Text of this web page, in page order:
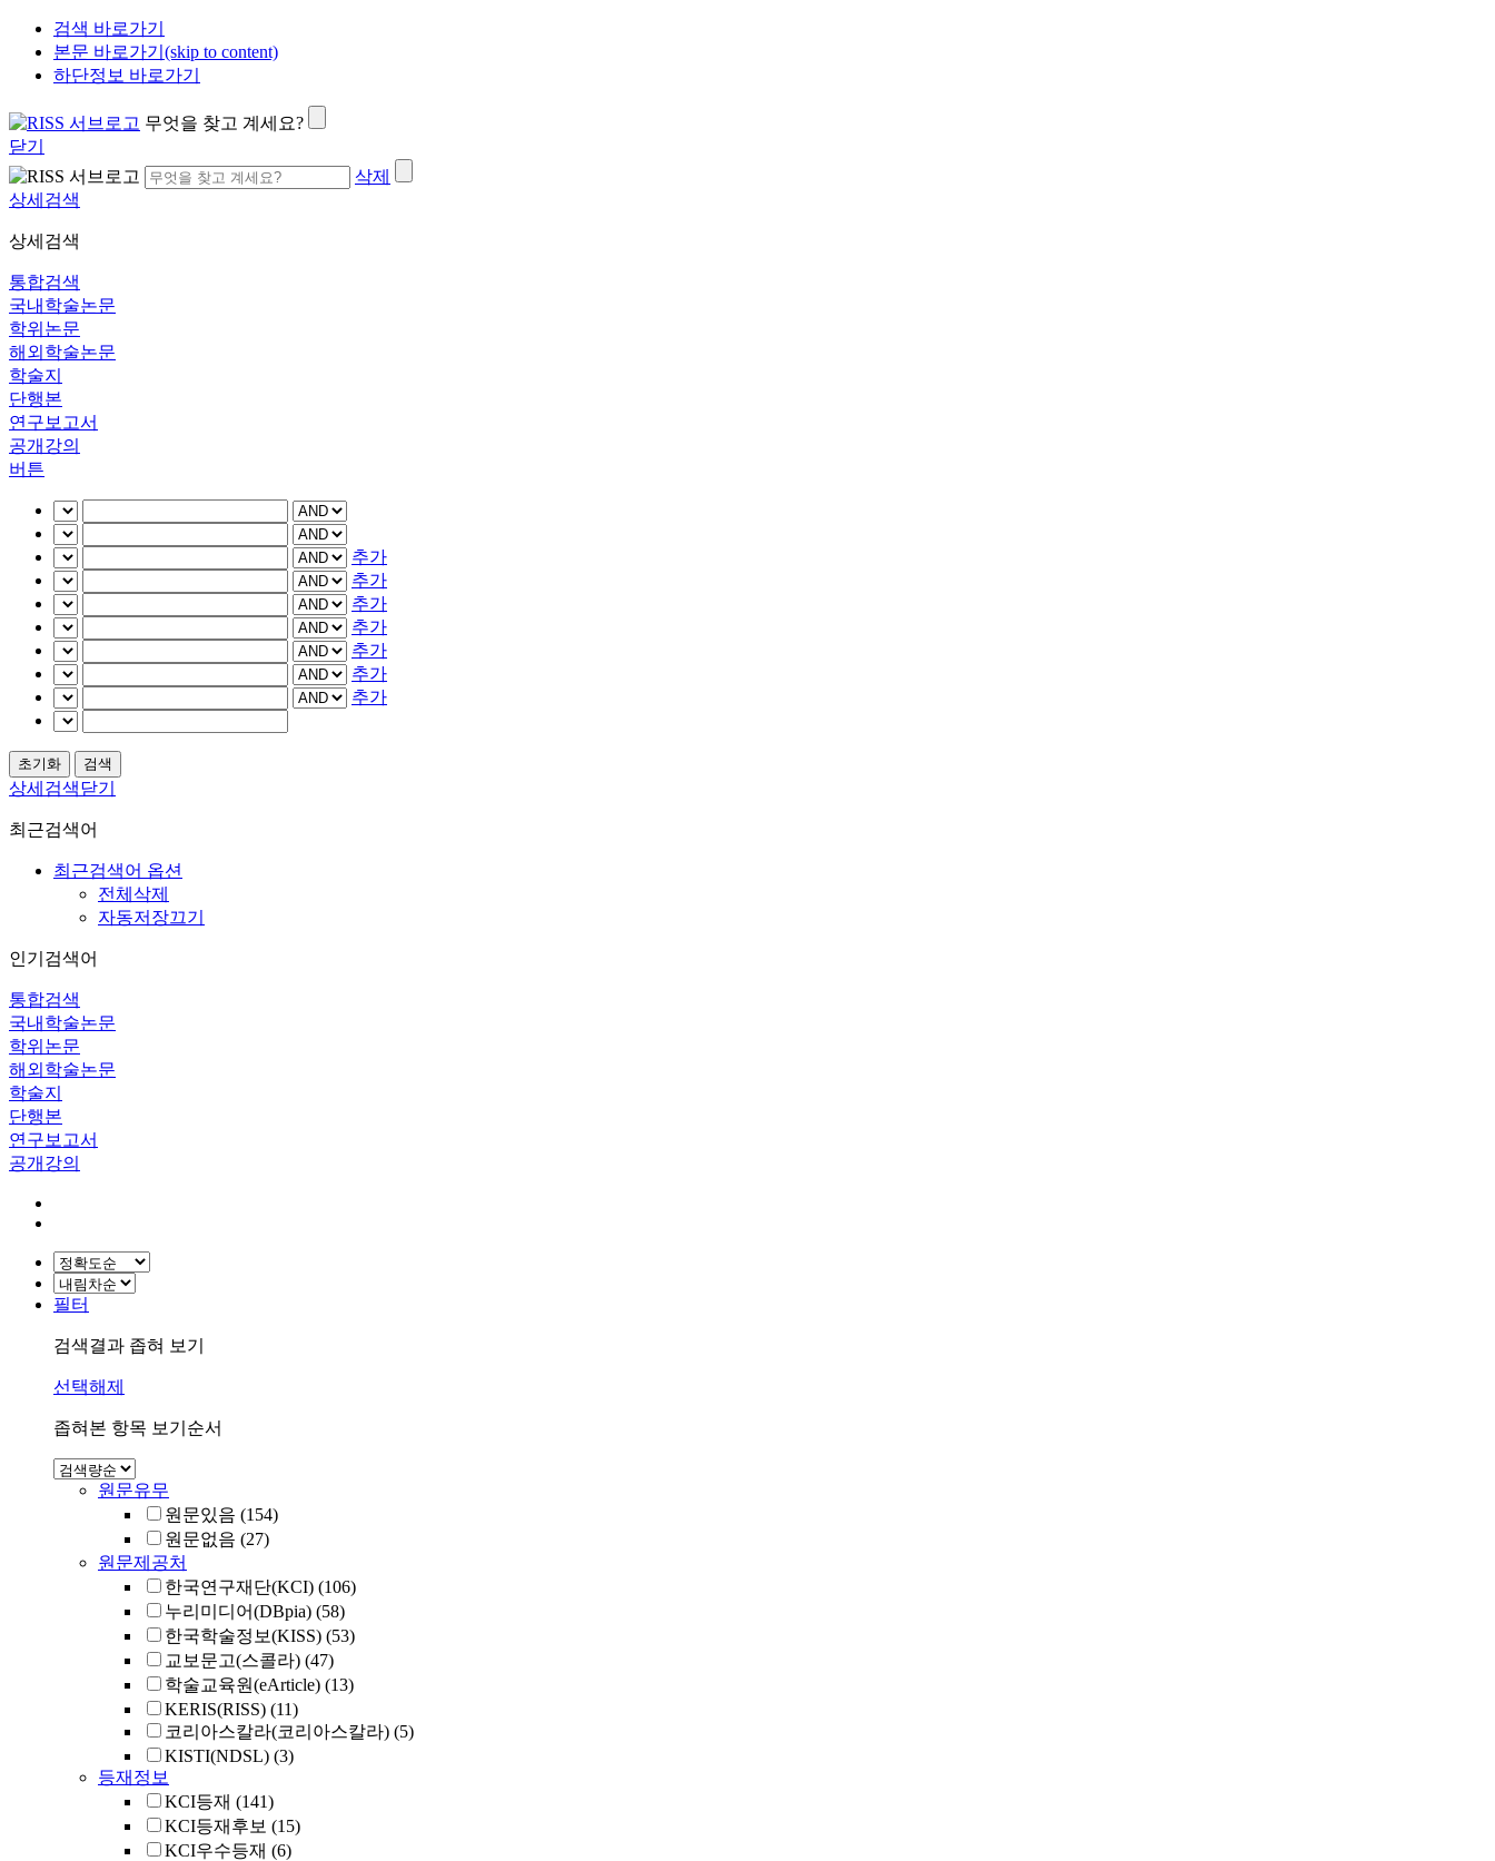
검색 바로가기
본문 바로가기(skip to content)
하단정보 바로가기
무엇을 찾고 계세요?
닫기
삭제
상세검색
상세검색
통합검색
국내학술논문
학위논문
해외학술논문
학술지
단행본
연구보고서
공개강의
버튼
추가
추가
추가
추가
추가
추가
추가
상세검색닫기
최근검색어
최근검색어 옵션
전체삭제
자동저장끄기
인기검색어
통합검색
국내학술논문
학위논문
해외학술논문
학술지
단행본
연구보고서
공개강의
필터
검색결과 좁혀 보기
선택해제
좁혀본 항목 보기순서
원문유무
원문있음 (154)
원문없음 (27)
원문제공처
한국연구재단(KCI) (106)
누리미디어(DBpia) (58)
한국학술정보(KISS) (53)
교보문고(스콜라) (47)
학술교육원(eArticle) (13)
KERIS(RISS) (11)
코리아스칼라(코리아스칼라) (5)
KISTI(NDSL) (3)
등재정보
KCI등재 (141)
KCI등재후보 (15)
KCI우수등재 (6)